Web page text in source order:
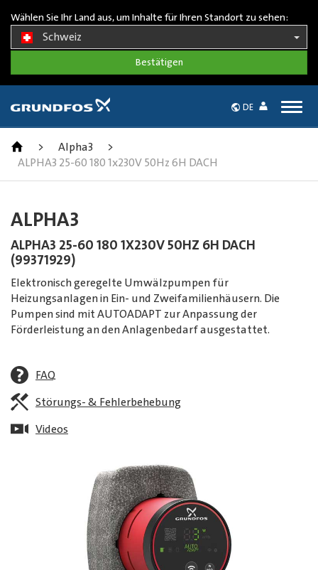
Wählen Sie Ihr Land aus, um Inhalte für Ihren Standort zu sehen:
Schweiz
DE
> Alpha3
>
ALPHA3 25-60 180 1x230V 50Hz 6H DACH
ALPHA3
ALPHA3 25-60 180 1X230V 50HZ 6H DACH
(99371929)
Elektronisch geregelte Umwälzpumpen für
Heizungsanlagen in Ein- und Zweifamilienhäusern. Die
Pumpen sind mit AUTOADAPT zur Anpassung der
Förderleistung an den Anlagenbedarf ausgestattet.
FAQ
Störungs- & Fehlerbehebung
Videos